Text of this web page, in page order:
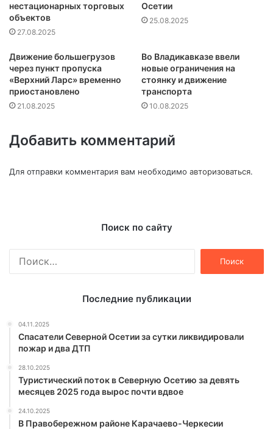
нестационарных торговых
объектов
27.08.2025
Осетии
25.08.2025
Движение большегрузов
через пункт пропуска
«Верхний Ларс» временно
приостановлено
21.08.2025
Во Владикавказе ввели
новые ограничения на
стоянку и движение
транспорта
10.08.2025
Добавить комментарий
Для отправки комментария вам необходимо авторизоваться.
Поиск по сайту
Последние публикации
04.11.2025
Спасатели Северной Осетии за сутки ликвидировали
пожар и два ДТП
28.10.2025
Туристический поток в Северную Осетию за девять
месяцев 2025 года вырос почти вдвое
24.10.2025
В Правобережном районе Карачаево-Черкесии